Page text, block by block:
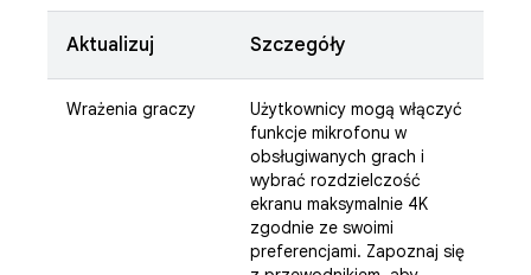
Aktualizuj Szczegóły
Wrażenia graczy
Użytkownicy mogą włączyć
funkcje mikrofonu w
obsługiwanych grach i
wybrać rozdzielczość
ekranu maksymalnie 4K
zgodnie ze swoimi
preferencjami. Zapoznaj się